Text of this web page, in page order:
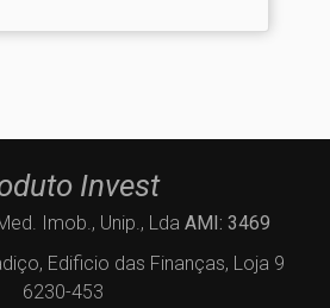
Invest
Imob., Unip., Lda AMI: 3469
Edificio das Finanças, Loja 9
6230-453